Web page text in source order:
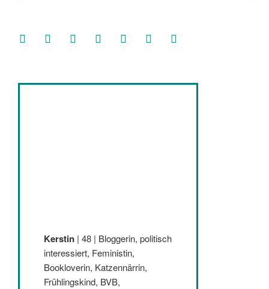
facebooksoundcloud
twitter mastodoninstagramthreads goodreads
Kerstin | 48 | Bloggerin, politisch
interessiert, Feministin,
Bookloverin, Katzennärrin,
Frühlingskind, BVB,